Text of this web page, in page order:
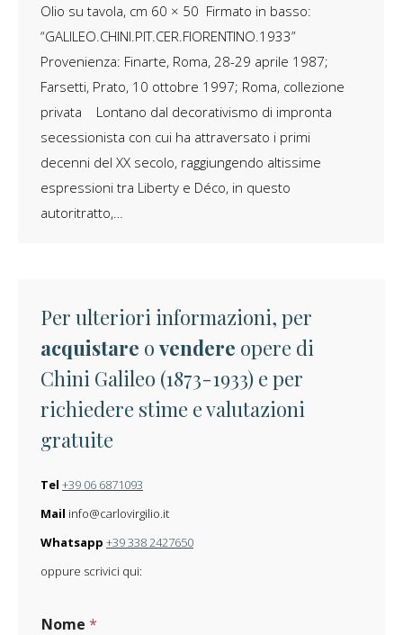
Olio su tavola, cm 60 × 50 Firmato in basso:
“GALILEO.CHINI.PIT.CER.FIORENTINO.1933”
Provenienza: Finarte, Roma, 28-29 aprile 1987;
Farsetti, Prato, 10 ottobre 1997; Roma, collezione
privata Lontano dal decorativismo di impronta
secessionista con cui ha attraversato i primi
decenni del XX secolo, raggiungendo altissime
espressioni tra Liberty e Déco, in questo
autoritratto,…
Per ulteriori informazioni, per
acquistare o vendere opere di
Chini Galileo (1873-1933) e per
richiedere stime e valutazioni
gratuite
Tel +39 06 6871093
Mail info@carlovirgilio.it
Whatsapp +39 338 2427650
oppure scrivici qui:
Nome *